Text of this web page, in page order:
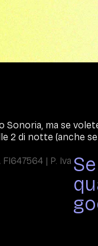
ma se
2 di notte (anche
| P. Iva